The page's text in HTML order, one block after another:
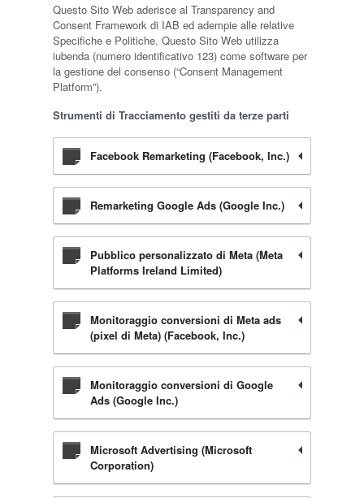
Questo Sito Web aderisce al Transparency and
Consent Framework di IAB ed adempie alle relative
Specifiche e Politiche. Questo Sito Web utilizza
iubenda (numero identificativo 123) come software per
la gestione del consenso (“Consent Management
Platform”).
Strumenti di Tracciamento gestiti da terze parti
Facebook Remarketing (Facebook, Inc.)
Remarketing Google Ads (Google Inc.)
Pubblico personalizzato di Meta (Meta
Platforms Ireland Limited)
Monitoraggio conversioni di Meta ads
(pixel di Meta) (Facebook, Inc.)
Monitoraggio conversioni di Google
Ads (Google Inc.)
Microsoft Advertising (Microsoft
Corporation)